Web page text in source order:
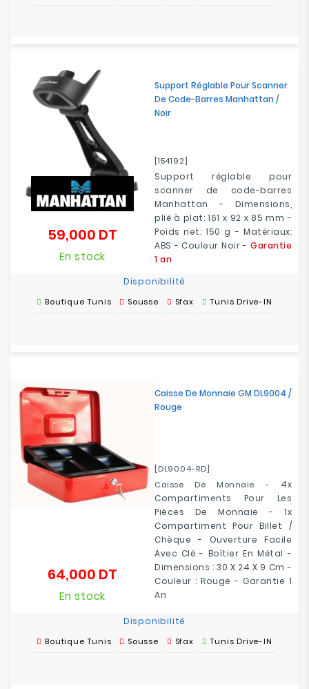
Support Réglable Pour Scanner
De Code-Barres Manhattan /
Noir
[154192]
Support réglable pour
scanner de code-barres
Manhattan - Dimensions,
plié à plat: 161 x 92 x 85 mm -
Poids net: 150 g - Matériaux:
ABS - Couleur Noir - Garantie
1 an
59,000 DT
En stock
Disponibilité
Boutique Tunis Sousse Sfax Tunis Drive-IN
Caisse De Monnaie GM DL9004 /
Rouge
[DL9004-RD]
Caisse De Monnaie - 4x
Compartiments Pour Les
Pièces De Monnaie - 1x
Compartiment Pour Billet /
Chèque - Ouverture Facile
Avec Clé - Boîtier En Métal -
Dimensions : 30 X 24 X 9 Cm -
Couleur : Rouge - Garantie 1
An
64,000 DT
En stock
Disponibilité
Boutique Tunis Sousse Sfax Tunis Drive-IN